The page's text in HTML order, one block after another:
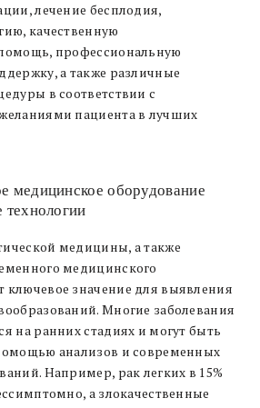
лечение бесплодия,
качественную
профессиональную
а также различные
в соответствии с
пациента в лучших
медицинское оборудование
технологии
медицины, а также
медицинского
значение для выявления
Многие заболевания
на ранних стадиях и могут быть
анализов и современных
Например, рак легких в 15%
а злокачественные